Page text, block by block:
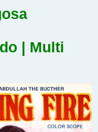
| Multi